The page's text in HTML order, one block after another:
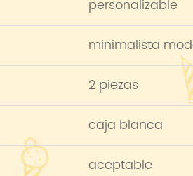
personalizable
minimalista
2 piezas
caja blanca
aceptable